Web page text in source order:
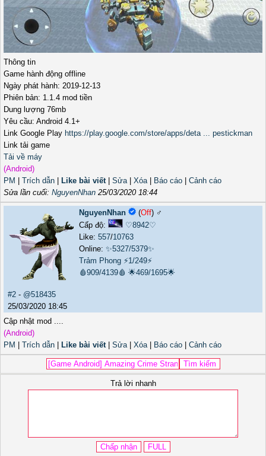
Thông tin
Game hành động offline
Ngày phát hành: 2019-12-13
Phiên bản: 1.1.4 mod tiền
Dung lượng 76mb
Yêu cầu: Android 4.1+
Link Google Play https://play.google.com/store/apps/deta ... pestickman
Link tải game
Tải về máy
(Android)
PM
Trích dẫn Like bài viết Sửa Xóa Báo cáo
Cảnh cáo
Sửa lần cuối: NguyenNhan 25/03/2020 18:44
NguyenNhan (Off) ♂️
Cấp độ:
♡8942♡
Like:557/10763
Online:✨5327/5379✨
Trảm Phong ⚡1/249⚡
🩸909/4139🩸 🌟469/1695🌟
#2 - @518435
25/03/2020 18:45
Cập nhật mod ....
(Android)
PM
Trích dẫn Like bài viết Sửa Xóa Báo cáo Cảnh cáo
Trả lời nhanh